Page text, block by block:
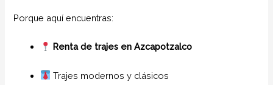
Porque aquí encuentras:
Renta de trajes en Azcapotzalco
Trajes modernos y clásicos